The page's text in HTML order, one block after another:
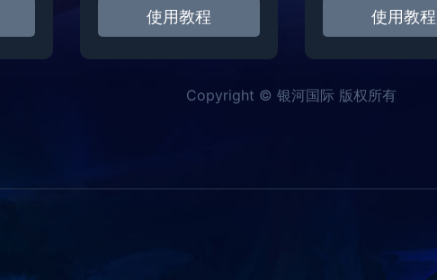
使用教程 使用教程
Copyright © 银河国际 版权所有